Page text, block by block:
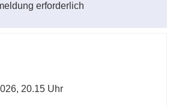
erforderlich
20.15 Uhr